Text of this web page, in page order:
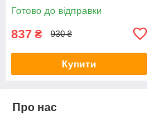
Готово до відправки
837 ₴ 930 ₴
Купити
Про нас